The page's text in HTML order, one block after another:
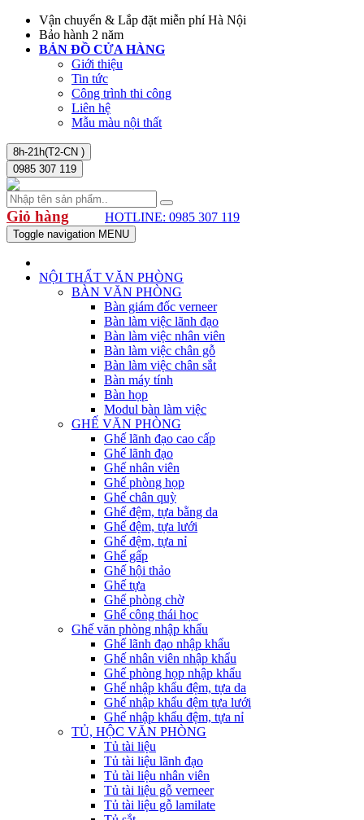
Vận chuyển & Lắp đặt miễn phí Hà Nội
Bảo hành 2 năm
BẢN ĐỒ CỬA HÀNG
Giới thiệu
Tin tức
Công trình thi công
Liên hệ
Mẫu màu nội thất
8h-21h(T2-CN )
0985 307 119
Giỏ hàng HOTLINE: 0985 307 119
Toggle navigation MENU
NỘI THẤT VĂN PHÒNG
BÀN VĂN PHÒNG
Bàn giám đốc verneer
Bàn làm việc lãnh đạo
Bàn làm việc nhân viên
Bàn làm việc chân gỗ
Bàn làm việc chân sắt
Bàn máy tính
Bàn họp
Modul bàn làm việc
GHẾ VĂN PHÒNG
Ghế lãnh đạo cao cấp
Ghế lãnh đạo
Ghế nhân viên
Ghế phòng họp
Ghế chân quỳ
Ghế đệm, tựa bằng da
Ghế đệm, tựa lưới
Ghế đệm, tựa nỉ
Ghế gấp
Ghế hội thảo
Ghế tựa
Ghế phòng chờ
Ghế công thái học
Ghế văn phòng nhập khẩu
Ghế lãnh đạo nhập khẩu
Ghế nhân viên nhập khẩu
Ghế phòng họp nhập khẩu
Ghế nhập khẩu đệm, tựa da
Ghế nhập khẩu đệm tựa lưới
Ghế nhập khẩu đệm, tựa nỉ
TỦ, HỘC VĂN PHÒNG
Tủ tài liệu
Tủ tài liệu lãnh đạo
Tủ tài liệu nhân viên
Tủ tài liệu gỗ verneer
Tủ tài liệu gỗ lamilate